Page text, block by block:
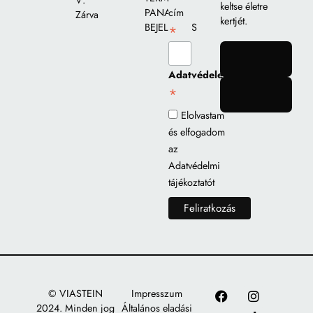
Zárva
PANASZ
BEJELENTÉS
cím
*
Adatvédelem
*
Elolvastam
és elfogadom
az
Adatvédelmi
tájékoztatót
keltse életre
kertjét.
© VIASTEIN
2024. Minden jog
Impresszum
Általános eladási